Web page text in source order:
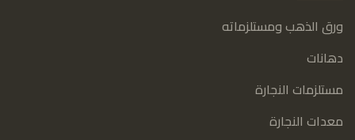
ورق الذهب ومستلزماته
دهانات
مستلزمات النجارة
معدات النجارة